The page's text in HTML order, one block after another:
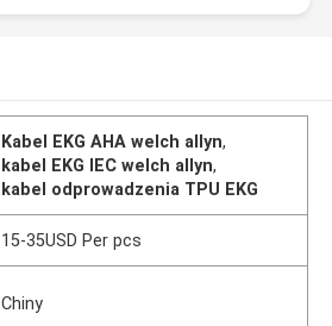
Kabel EKG AHA welch allyn,
kabel EKG IEC welch allyn,
kabel odprowadzenia TPU EKG
15-35USD Per pcs
Chiny